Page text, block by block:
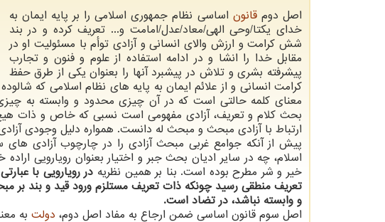
اصل دومقانون اساسی نظام جمهوری اسلامی را بر پایه ایمان به
خدای یکتا/وحی الهی/معاد/عدل/امامت و... تعریف کرده و در بند
شش کرامت و ارزش والای انسانی و آزادی توأم با مسئولیت او در
مقابل خدا را انشا و در ادامه استفاده از علوم و فنون و تجارب
پیشرفته بشری و تلاش در پیشبرد آنها را بعنوان یکی از طرق حفظ
کرامت انسانی و از علائم ایمان به پایه های نظام اسلامی که
معنای کلمه حالتی است که در آن چیزی محدود و وابسته به
بحث کلام و تعریف، آزادی مفهومی است نسبی که خاص و ذات
ارتباط با آزادی مبحث و مبحث له دانست. همواره دلیل وجودی
پیش از آنکه جوامع غربی مبحث آزادی را در چارچوب آزادی
اسلام، چه در سایر ادیان بحث جبر و اختیار بعنوان رویارویی
خیر و شر مطرح بوده است. بنا بر همین نظریه در رویارویی با
تعریف منطقی رسید چونکه ذات تعریف مستلزم ورود قید و بند
و وابسته نباشد، در تضاد است.
اصل سوم قانون اساسی ضمن ارجاع به مفاد اصل دوم، دولت به